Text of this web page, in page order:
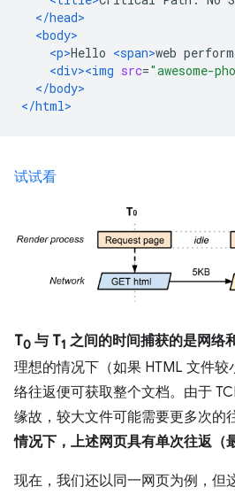
</head>
<body>
<p>Hello <span>web
<div><img src="awesome-
</body>
</html>
试试看
T0 与 T1 之间的时间捕获的是网络
理想的情况下（如果 HTML 文件较
络往返便可获取整个文档。由于
缘故，较大文件可能需要更多次的
情况下，上述网页具有单次往返（
现在，我们还以同一网页为例，但